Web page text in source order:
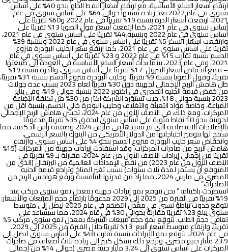
ارتفاع أسعار السلع الأساسية، مع ارتفاع أسعار النفط الخام بنحو 40% على أساس
سنوي في عام 2022 بعد زيادة نسبتها حوالي 64% على أساس سنوي في عام
2021، ارتفعت أسعار الذرة بنسبة 19% تقريبًا في عام 2022 و60% تقريبًا على
أساس سنوي في عام 2021، كما ارتفعت أسعار فول الصويا 13% تقريبًا على
أساس سنوي في عام 2022 وبنسبة 44% تقريبًا على أساس سنوي في عام 2021،
وارتفعت أسعار السكر 5% تقريبًا على أساس سنوي في عام 2022 وبنسبة 39%
تقريبًا على أساس سنوي في عام 2021، كما ارتفع سعر الحليب البودرة منزوع
الدسم بنسبة تقارب 15% في عام 2022 و 23% تقريبًا على أساس سنوي في عام
2021. وفي عام 2023، بينما بدأت أسعار السلع الأساسية في العودة إلى طبيعتها
– فمع انخفاض أسعار البترول 17% تقريبًا على أساس سنوي، والذرة بنسبة 19%
تقريبًا، وفول الصويا بنسبة 9% تقريبًا، وحليب البودرة منزوع الدسم بنسبة 31% تقريبًا،
ظل هامش الربح الإجمالي لجهينة دون 30% تقريبًا لعام 2023 بسبب عدة جولات
من خفض قيمة الجنيه المصري في أكتوبر 2022 بنسبة حوالي 19%، وفي يناير
2023 بنسبة حوالي 18%، حيث تستورد الشركة أكثر من 30% من تكلفة البضاعة
المباعة، وخاصةً مواد التعبئة والتغليف وحليب البودرة خالي الدسم، بنسبة أقل من
المركزات. ومع ذلك، في النصف الأول من عام 2024، تحسن هامش الربح الإجمالي
لجهينة بنحو 10 نقاط مئوية على أساس سنوي ليحقق 35% تقريبًا، مدعومًا
بالإصلاحات الاقتصادية التي تم تنفيذها في مارس 2024 وصفقة رأس الحكمة، مما
سمح لها بتوفير احتياجاتها من الدولار الأمريكي من البنوك بالسعر الرسمي،
وانخفاض سعر حليب البودرة منزوع الدسم بنحو 4% على أساس سنوي، وارتفاع
هامش الربح من صادرات المركزات. وقد استفادت إيرادات جهينة من المركزات (15%
تقريبًا من إجمالي إيرادات النصف الأول من عام 2024، مقارنة بـ 9% تقريبًا في
النصف الأول من عام 2023) من نقص الإمدادات العالمية من البرتقال (الذي من
المتوقع أن يستمر لمدة ثلاث سنوات) بسبب تغير المناخ وتراجع قيمة الجنيه
المصري في مارس 2024، مما زاد من قدرتها التنافسية ورفع هوامش الربح من
الصادرات.”
استطردت باكينام: ” نحن نتوقع نمو إيرادات جهينة بمعدل نمو سنوي مركب عند
19% تقريبًا في الفترة من 2025 إلى 2029 مدعومًا بارتفاع حجم المبيعات والأسعار:
نتوقع حدوث تباطؤ نسبي في معدل التضخم في عام 2025 ليصل إلى متوسط
سنوي يبلغ 23% تقريبًا مقارنةً بحوالي 30% في عام 2024، مما سيساعد على
تعافي حجم الطلب. نتوقع نمو حجم مبيعات الشركة بمعدل نمو سنوي مركب 5%
تقريبًا، وارتفاع متوسط أسعار البيع 13% تقريبًا خلال الفترة من 2025 إلى 2029.
في عام 2024، نتوقع نمو الإيرادات بنسبة تقارب 48% على أساس سنوي لتصل إلى
23.9 مليار جنيه مصري، ونرجع ذلك بشكل كبير إلى زيادة ثلاث أضعاف في صادرات
المركزات على أساس سنوي إلى 3.24 مليار جنيه مصري (حوالي 14% من إجمالي